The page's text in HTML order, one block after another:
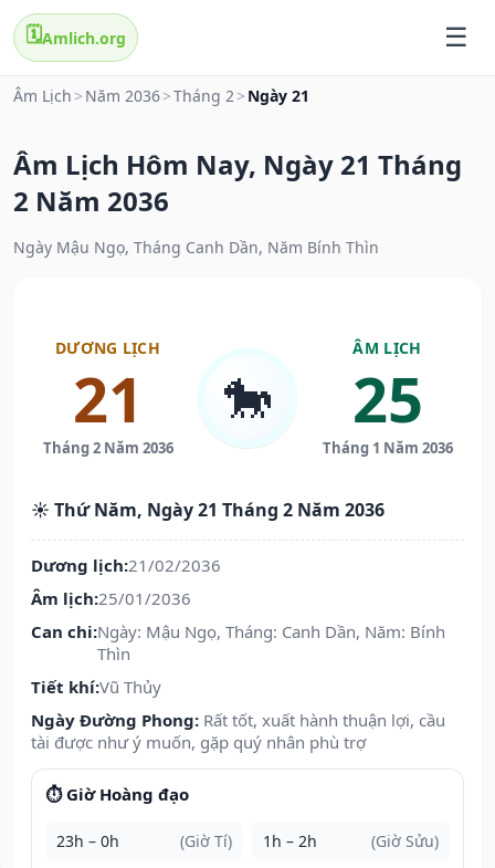
🗓️Amlich.org
Âm Lịch > Năm 2036>Tháng 2> Ngày 21
Âm Lịch Hôm Nay, Ngày 21 Tháng
2 Năm 2036
Ngày Mậu Ngọ, Tháng Canh Dần, Năm Bính Thìn
DƯƠNG LỊCH
21
Tháng 2 Năm 2036
🐎
ÂM LỊCH
25
Tháng 1 Năm 2036
☀️ Thứ Năm, Ngày 21 Tháng 2 Năm 2036
Dương lịch:21/02/2036
Âm lịch:25/01/2036
Can chi:Ngày: Mậu Ngọ, Tháng: Canh Dần, Năm: Bính
Thìn
Tiết khí:Vũ Thủy
Ngày Đường Phong: Rất tốt, xuất hành thuận lợi, cầu
tài được như ý muốn, gặp quý nhân phù trợ
⏱️ Giờ Hoàng đạo
23h – 0h (Giờ Tí) 1h – 2h (Giờ Sửu)